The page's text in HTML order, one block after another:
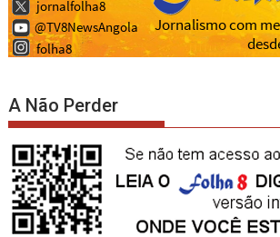
A Não Perder